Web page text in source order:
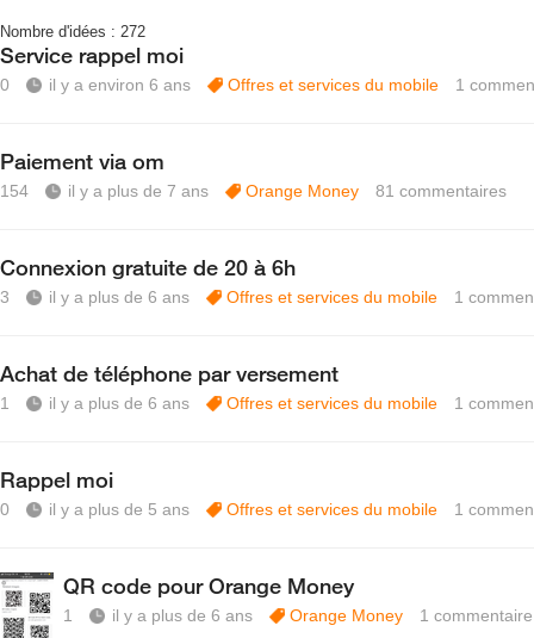
Nombre d'idées : 272
Service rappel moi
0 il y a environ 6 ans Offres et services du mobile 1
Paiement via om
154 il y a plus de 7 ans Orange Money 81 commentaires
Connexion gratuite de 20 à 6h
3 il y a plus de 6 ans Offres et services du mobile 1
Achat de téléphone par versement
1 il y a plus de 6 ans Offres et services du mobile 1
Rappel moi
0 il y a plus de 5 ans Offres et services du mobile 1
QR code pour Orange Money
1 il y a plus de 6 ans Orange Money 1 commentaire